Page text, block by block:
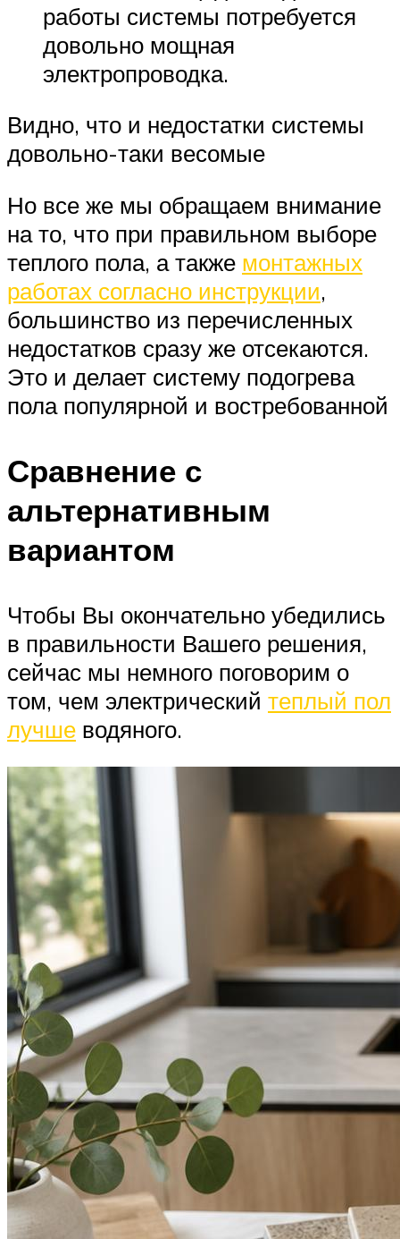
работы системы потребуется
довольно мощная
электропроводка.
Видно, что и недостатки системы
довольно-таки весомые
Но все же мы обращаем внимание
на то, что при правильном выборе
теплого пола, а также монтажных
работах согласно инструкции,
большинство из перечисленных
недостатков сразу же отсекаются.
Это и делает систему подогрева
пола популярной и востребованной
Сравнение с
альтернативным
вариантом
Чтобы Вы окончательно убедились
в правильности Вашего решения,
сейчас мы немного поговорим о
том, чем электрический теплый пол
лучше водяного.